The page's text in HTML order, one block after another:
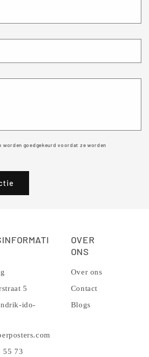
worden goedgekeurd voordat ze worden
5
ido-
55 73
OVER
ONS
Over ons
Contact
Blogs